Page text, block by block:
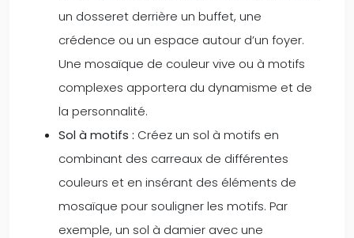
un dosseret derrière un buffet, une
crédence ou un espace autour d’un foyer.
Une mosaïque de couleur vive ou à motifs
complexes apportera du dynamisme et de
la personnalité.
Sol à motifs : Créez un sol à motifs en
combinant des carreaux de différentes
couleurs et en insérant des éléments de
mosaïque pour souligner les motifs. Par
exemple, un sol à damier avec une